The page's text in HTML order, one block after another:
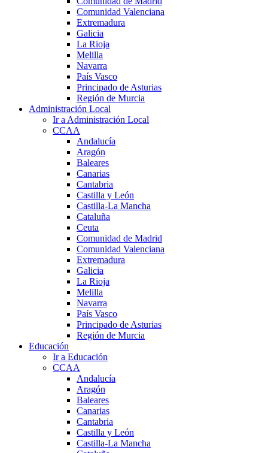
Comunidad Valenciana
Extremadura
Galicia
La Rioja
Melilla
Navarra
País Vasco
Principado de Asturias
Región de Murcia
Administración Local
Ir a Administración Local
CCAA
Andalucía
Aragón
Baleares
Canarias
Cantabria
Castilla y León
Castilla-La Mancha
Cataluña
Ceuta
Comunidad de Madrid
Comunidad Valenciana
Extremadura
Galicia
La Rioja
Melilla
Navarra
País Vasco
Principado de Asturias
Región de Murcia
Educación
Ir a Educación
CCAA
Andalucía
Aragón
Baleares
Canarias
Cantabria
Castilla y León
Castilla-La Mancha